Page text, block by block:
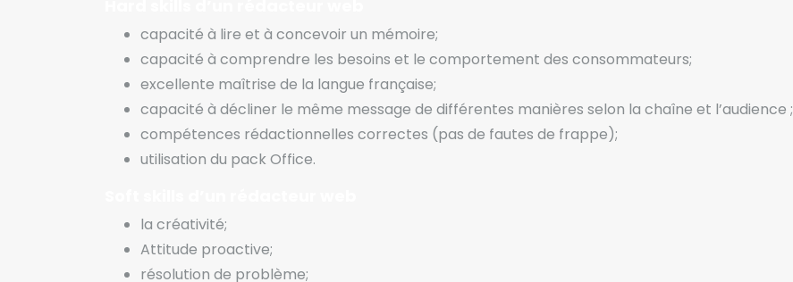
capacité à lire et à concevoir un mémoire;
capacité à comprendre les besoins et le comportement des consommateurs;
excellente maîtrise de la langue française;
capacité à décliner le même message de différentes manières selon la chaîne et l’audience ;
compétences rédactionnelles correctes (pas de fautes de frappe);
utilisation du pack Office.
la créativité;
Attitude proactive;
résolution de problème;